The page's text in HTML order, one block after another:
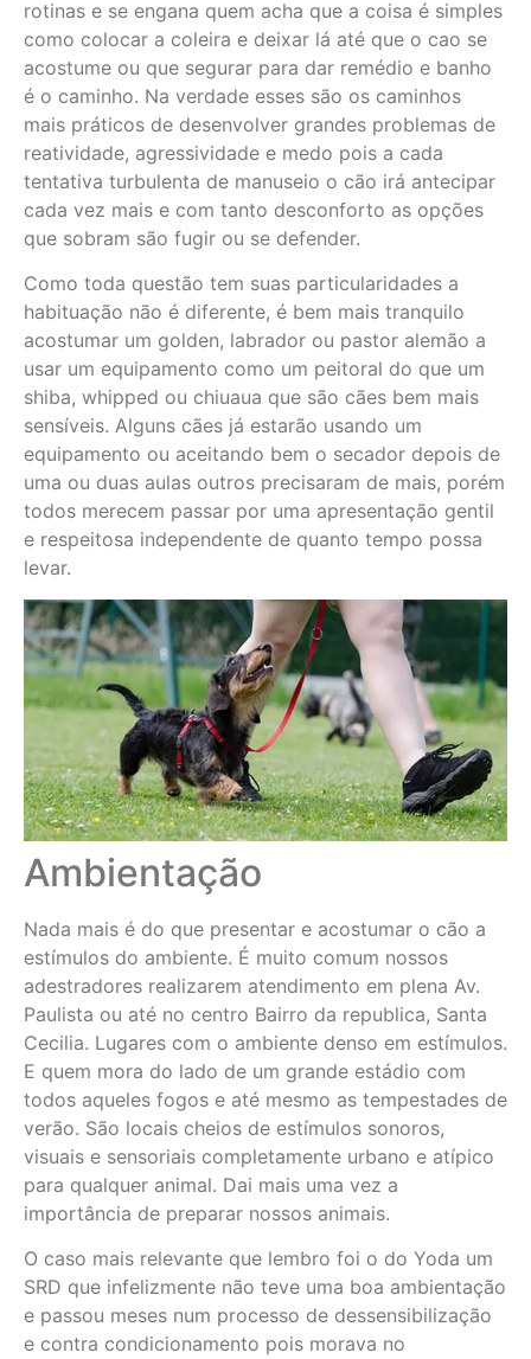
rotinas e se engana quem acha que a coisa é simples
como colocar a coleira e deixar lá até que o cao se
acostume ou que segurar para dar remédio e banho
é o caminho. Na verdade esses são os caminhos
mais práticos de desenvolver grandes problemas de
reatividade, agressividade e medo pois a cada
tentativa turbulenta de manuseio o cão irá antecipar
cada vez mais e com tanto desconforto as opções
que sobram são fugir ou se defender.
Como toda questão tem suas particularidades a
habituação não é diferente, é bem mais tranquilo
acostumar um golden, labrador ou pastor alemão a
usar um equipamento como um peitoral do que um
shiba, whipped ou chiuaua que são cães bem mais
sensíveis. Alguns cães já estarão usando um
equipamento ou aceitando bem o secador depois de
uma ou duas aulas outros precisaram de mais, porém
todos merecem passar por uma apresentação gentil
e respeitosa independente de quanto tempo possa
levar.
Ambientação
Nada mais é do que presentar e acostumar o cão a
estímulos do ambiente. É muito comum nossos
adestradores realizarem atendimento em plena Av.
Paulista ou até no centro Bairro da republica, Santa
Cecilia. Lugares com o ambiente denso em estímulos.
E quem mora do lado de um grande estádio com
todos aqueles fogos e até mesmo as tempestades de
verão. São locais cheios de estímulos sonoros,
visuais e sensoriais completamente urbano e atípico
para qualquer animal. Dai mais uma vez a
importância de preparar nossos animais.
O caso mais relevante que lembro foi o do Yoda um
SRD que infelizmente não teve uma boa ambientação
e passou meses num processo de dessensibilização
e contra condicionamento pois morava no